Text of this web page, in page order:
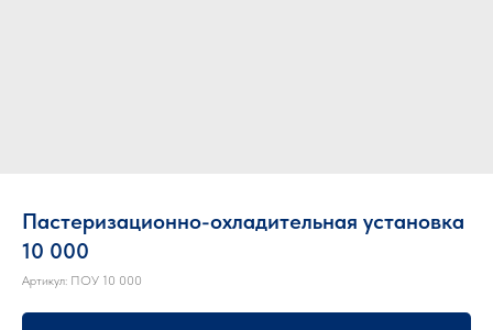
Пастеризационно-охладительная установка
10 000
Артикул: ПОУ 10 000